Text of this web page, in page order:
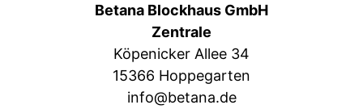
Betana Blockhaus GmbH
Zentrale
Köpenicker Allee 34
15366 Hoppegarten
info@betana.de